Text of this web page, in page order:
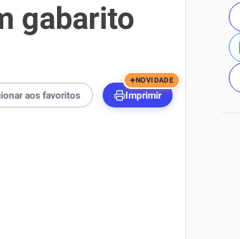
gabarito
aos favoritos Imprimir
+NOVIDADE